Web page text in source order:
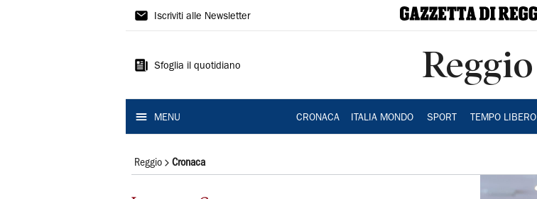
Gazzetta
Reggio
Iscriviti alle Newsletter
Sfoglia il quotidiano Reggio
MENU CRONACA ITALIA MONDO SPORT TEMPO LIBERO
Reggio Cronaca